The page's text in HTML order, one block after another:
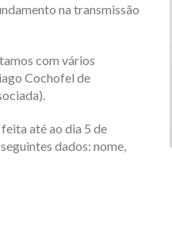
na transmissão
com vários
Cochofel de
até ao dia 5 de
dados: nome,